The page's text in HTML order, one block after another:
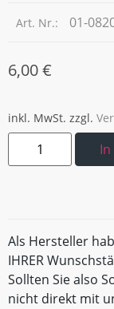
Art. Nr.: 01-
6,00€
inkl. MwSt. zzgl.
Als Hersteller
IHRER
Sollten Sie also
nicht direkt mit